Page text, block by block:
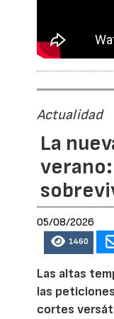
Actualidad
La
05/08/2026
1460
Las altas
las
cortes